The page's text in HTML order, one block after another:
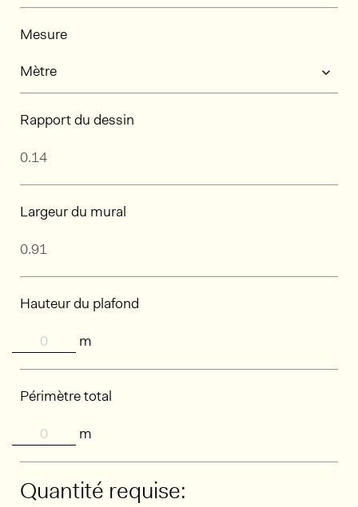
Mesure
Rapport du dessin
Largeur du mural
Hauteur du plafond
m
Périmètre total
m
Quantité requise: